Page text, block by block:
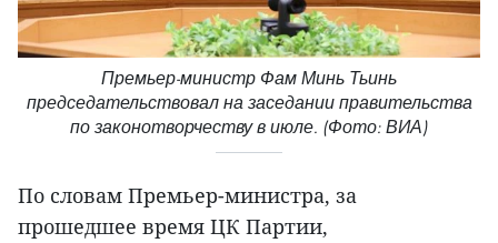
Премьер-министр Фам Минь Тьинь
председательствовал на заседании правительства
по законотворчеству в июле. (Фото: ВИА)
По словам Премьер-министра, за
прошедшее время ЦК Партии,